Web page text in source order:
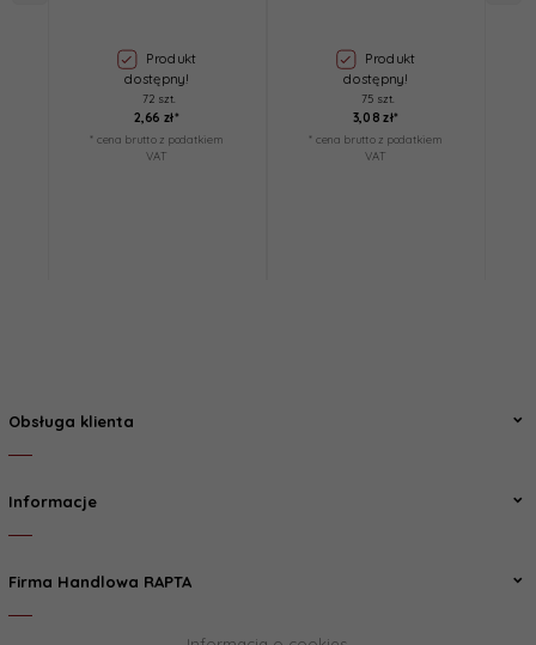
Produkt
dostępny!
72 szt.
2, 66 zł*
* cena brutto z podatkiem
VAT
Produkt
dostępny!
75 szt.
3, 08 zł*
* cena brutto z podatkiem
VAT
Obsługa klienta
Informacje
Firma Handlowa RAPTA